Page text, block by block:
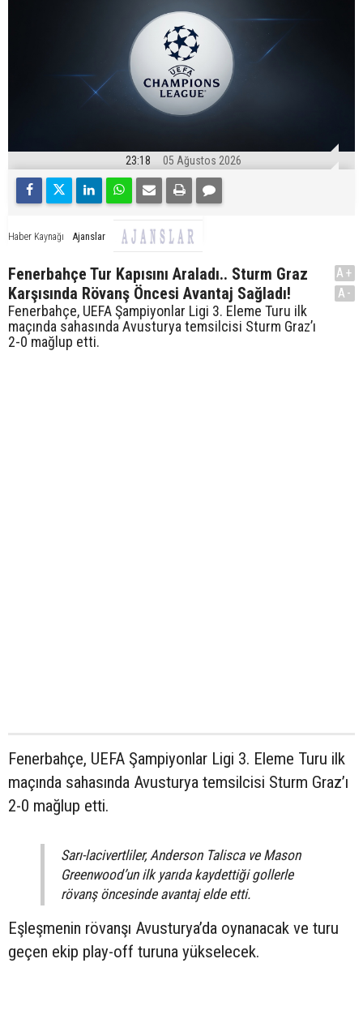
23:18 05 Ağustos 2026
Haber Kaynağı Ajanslar
Fenerbahçe Tur Kapısını Araladı.. Sturm Graz
Karşısında Rövanş Öncesi Avantaj Sağladı!
Fenerbahçe, UEFA Şampiyonlar Ligi 3. Eleme Turu ilk
maçında sahasında Avusturya temsilcisi Sturm Graz’ı
2-0 mağlup etti.
A+
A-
Fenerbahçe, UEFA Şampiyonlar Ligi 3. Eleme Turu ilk
maçında sahasında Avusturya temsilcisi Sturm Graz’ı
2-0 mağlup etti.
Sarı-lacivertliler, Anderson Talisca ve Mason
Greenwood’un ilk yarıda kaydettiği gollerle
rövanş öncesinde avantaj elde etti.
Eşleşmenin rövanşı Avusturya’da oynanacak ve turu
geçen ekip play-off turuna yükselecek.